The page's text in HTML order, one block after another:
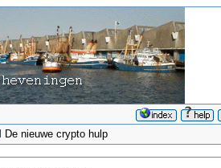
De nieuwe crypto hulp